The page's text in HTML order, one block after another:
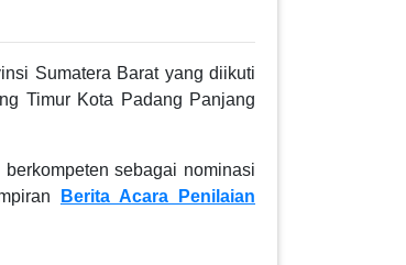
Sumatera Barat yang diikuti
Timur Kota Padang Panjang
sebagai nominasi
Berita Acara Penilaian